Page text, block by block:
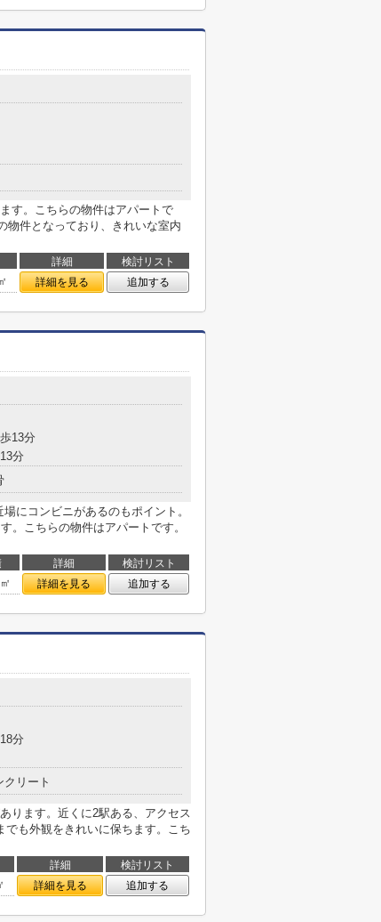
す。こちらの物件はアパートで
物件となっており、きれいな室内
詳細
検討リスト
詳細を見る 追加する
13分
分
にコンビニがあるのもポイント。
。こちらの物件はアパートです。
詳細
検討リスト
詳細を見る 追加する
分
クリート
ります。近くに2駅ある、アクセス
も外観をきれいに保ちます。こち
詳細
検討リスト
詳細を見る 追加する